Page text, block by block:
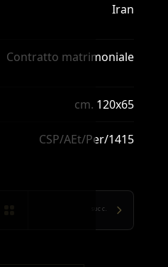
Iran
Contratto matrimoniale
cm. 120x65
CSP/AEt/Per/1415
SUCC.